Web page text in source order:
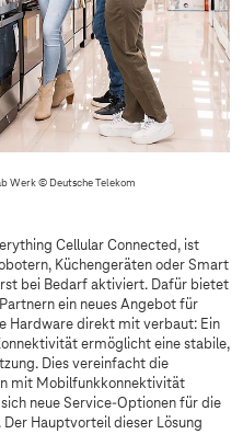
Werk© Deutsche Telekom
Cellular Connected, ist
Küchengeräten oder Smart
bei Bedarf aktiviert. Dafür bietet
ein neues Angebot für
Hardware direkt mit verbaut: Ein
ermöglicht eine stabile,
Dies vereinfacht die
mit Mobilfunkkonnektivität
neue Service-Optionen für die
Hauptvorteil dieser Lösung